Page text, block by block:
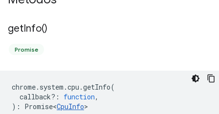
getInfo()
Promise
chrome. system .cpu .getInfo(
callback? : function,
) : Promise<CpuInfo>